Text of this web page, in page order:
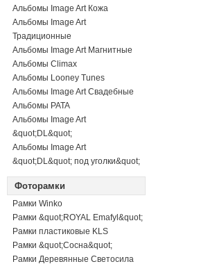
Альбомы Image Art Кожа
Альбомы Image Art
Традиционные
Альбомы Image Art Магнитные
Альбомы Climax
Альбомы Looney Tunes
Альбомы Image Art Свадебные
Альбомы PATA
Альбомы Image Art
&quot;DL&quot;
Альбомы Image Art
&quot;DL&quot; под уголки&quot;
Фоторамки
Рамки Winko
Рамки &quot;ROYAL Emafyl&quot;
Рамки пластиковые KLS
Рамки &quot;Сосна&quot;
Рамки Деревянные Светосила